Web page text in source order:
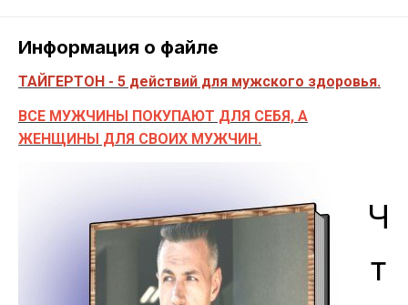
Информация о файле
ТАЙГЕРТОН - 5 действий для мужского здоровья.
ВСЕ МУЖЧИНЫ ПОКУПАЮТ ДЛЯ СЕБЯ, А
ЖЕНЩИНЫ ДЛЯ СВОИХ МУЖЧИН.
Ч
т